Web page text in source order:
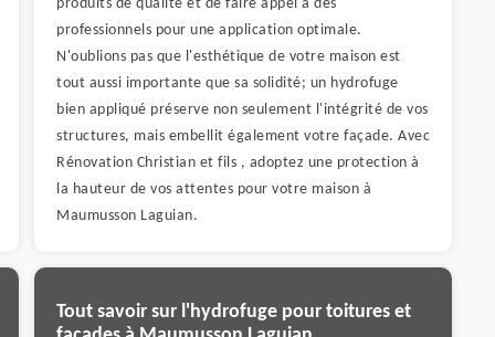
produits de qualité et de faire appel à des
professionnels pour une application optimale.
N'oublions pas que l'esthétique de votre maison est
tout aussi importante que sa solidité; un hydrofuge
bien appliqué préserve non seulement l'intégrité de vos
structures, mais embellit également votre façade. Avec
Rénovation Christian et fils , adoptez une protection à
la hauteur de vos attentes pour votre maison à
Maumusson Laguian.
Tout savoir sur l'hydrofuge pour toitures et